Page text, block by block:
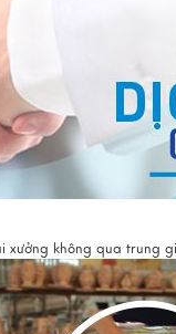
không qua trung